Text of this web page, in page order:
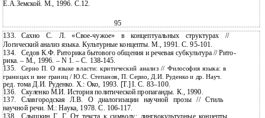
Е.А.Земской. М., 1996. С.12.
95
133.
Сахно С. Л.«Свое-чужое» в концептуальных структурах //
Логический анализ языка. Культурные концепты. М., 1991. С. 95-101.
134.
Седов К.Ф. Риторика бытового общения и речевая субкультура // Рито-
рика. – М., 1996. – N 1. – С. 138-145.
135.
Серио П. О языке власти: критический анализ // Философия языка: в
границах и вне границ / Ю.С. Степанов, П. Серио, Д.И. Руденко и др. Науч.
ред. тома Д.И. Руденко. Х.: Око, 1993. [Т.] I. С. 83–100.
136.
Скуленко М.И. История политической пропаганды. К., 1990.
137.
Славгородская Л.В. О диалогизации научной прозы // Стиль
научной речи. М.: Наука, 1978. С. 106-117.
138.
Слышкин Г. Г. От текста к символу: лингвокультурные концепты